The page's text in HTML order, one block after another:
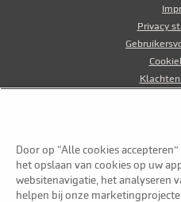
Privacy
© Markel Group Inc. Alle
Door op “Alle cookies
het opslaan van cookies op uw
websitenavigatie, het analyseren
helpen bij onze